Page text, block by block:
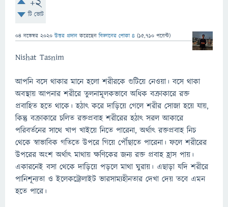
টি ভোট
04 নভেম্বর 2020 উত্তর প্রদান করেছেনবিজ্ঞানের পোকা ৪ (15,710 পয়েন্ট)
Nishat Tasnim
আপনি বসে থাকার মানে হলো শরীরকে গুটিয়ে নেওয়া। বসে থাকা
অবস্থায় আপনার শরীরে তুলনামূলকভাবে অধিক বক্রাকারে রক্ত
প্রবাহিত হতে থাকে। হঠাৎ করে দাড়িয়ে গেলে শরীর সোজা হয়ে যায়,
কিন্তু বক্রাকারে চলিত রক্তপ্রবাহ শরীরের হঠাৎ সরল আকারে
পরিবর্তনের সাথে খাপ খাইয়ে নিতে পারেনা, অর্থাৎ রক্তপ্রবাহ নিচ
থেকে স্বাভাবিক গতিতে উপরে গিয়ে পৌঁছাতে পারেনা। ফলে শরীরের
উপরের অংশ অর্থাৎ মাথায় ক্ষণিকের জন্য রক্ত প্রবাহ হ্রাস পায়।
একারনেই বসা থেকে দাড়িয়ে পড়লে মাথা ঘুরায়। এছাড়া যদি শরীরে
পানিশূন্যতা ও ইলেকট্রোলাইট ভারসাম্যহীনতার দেখা দেয় তবে এমন
হতে পারে।